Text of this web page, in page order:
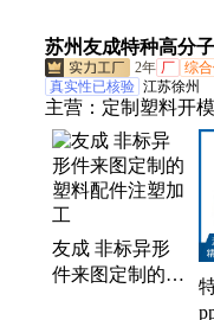
自润滑 厂家批
发
苏州友成特种高分
2年 厂 综
真实性已核验 江苏徐州
主营： 定制塑料开
友成 非标异形
件来图定制的塑